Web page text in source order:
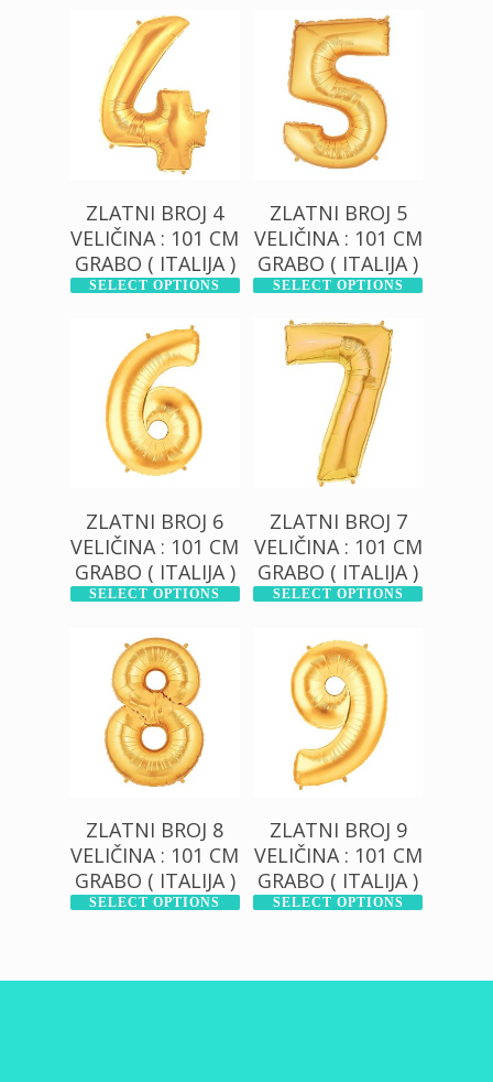
500,00RSD
1.200,00RSD
ZLATNI BROJ 4
VELIČINA : 101 CM
GRABO ( ITALIJA )
SELECT OPTIONS
500,00RSD
1.200,00RSD
ZLATNI BROJ 5
VELIČINA : 101 CM
GRABO ( ITALIJA )
SELECT OPTIONS
500,00RSD
1.200,00RSD
ZLATNI BROJ 6
VELIČINA : 101 CM
GRABO ( ITALIJA )
SELECT OPTIONS
500,00RSD
1.200,00RSD
ZLATNI BROJ 7
VELIČINA : 101 CM
GRABO ( ITALIJA )
SELECT OPTIONS
500,00RSD
1.200,00RSD
ZLATNI BROJ 8
VELIČINA : 101 CM
GRABO ( ITALIJA )
SELECT OPTIONS
500,00RSD
1.200,00RSD
ZLATNI BROJ 9
VELIČINA : 101 CM
GRABO ( ITALIJA )
SELECT OPTIONS